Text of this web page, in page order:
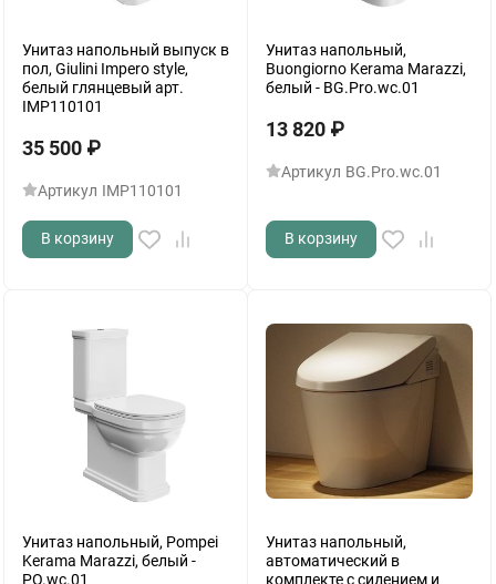
Унитаз напольный выпуск в
пол, Giulini Impero style,
белый глянцевый арт.
IMP110101
35 500 ₽
Артикул IMP110101
В корзину
Унитаз напольный,
Buongiorno Kerama Marazzi,
белый - BG.Pro.wc.01
13 820 ₽
Артикул BG.Pro.wc.01
В корзину
Унитаз напольный, Pompei
Kerama Marazzi, белый -
PO.wc.01
Унитаз напольный,
автоматический в
комплекте с сидением и